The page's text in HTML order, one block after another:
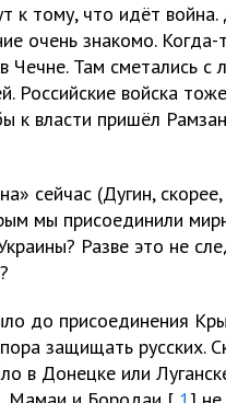
к тому, что идёт
очень знакомо.
Чечне. Там сметались с
Российские войска
к власти пришёл
сейчас (Дугин,
мы присоединили
Разве это не
до присоединения
защищать русских.
в Донецке или